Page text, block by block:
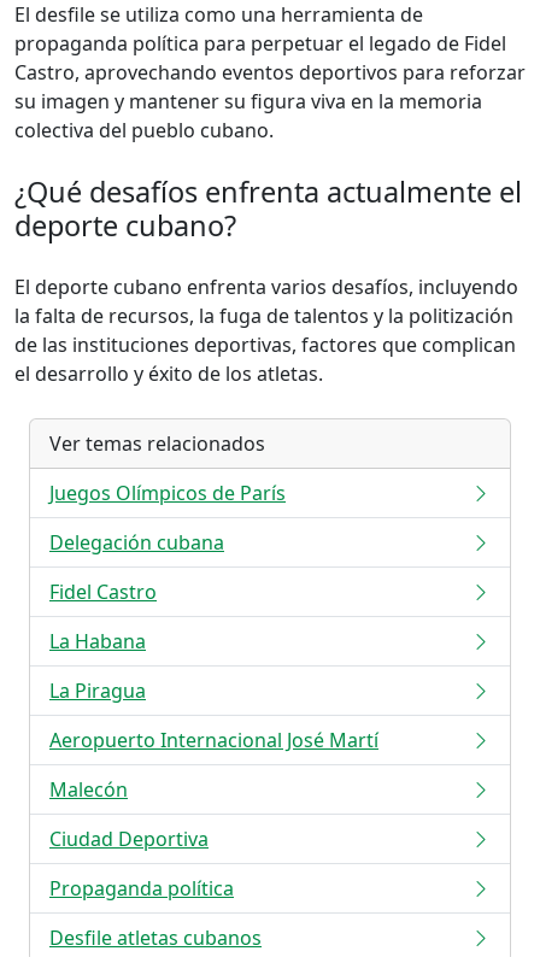
El desfile se utiliza como una herramienta de
propaganda política para perpetuar el legado de Fidel
Castro, aprovechando eventos deportivos para reforzar
su imagen y mantener su figura viva en la memoria
colectiva del pueblo cubano.
¿Qué desafíos enfrenta actualmente el
deporte cubano?
El deporte cubano enfrenta varios desafíos, incluyendo
la falta de recursos, la fuga de talentos y la politización
de las instituciones deportivas, factores que complican
el desarrollo y éxito de los atletas.
Ver temas relacionados
Juegos Olímpicos de París
Delegación cubana
Fidel Castro
La Habana
La Piragua
Aeropuerto Internacional José Martí
Malecón
Ciudad Deportiva
Propaganda política
Desfile atletas cubanos